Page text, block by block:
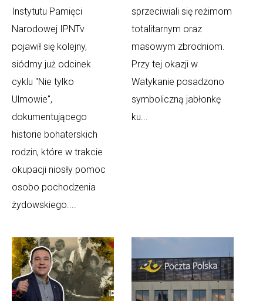
Instytutu Pamięci
Narodowej IPNTv
pojawił się kolejny,
siódmy już odcinek
cyklu "Nie tylko
Ulmowie",
dokumentującego
historie bohaterskich
rodzin, które w trakcie
okupacji niosły pomoc
osobo pochodzenia
żydowskiego....
sprzeciwiali się reżimom
totalitarnym oraz
masowym zbrodniom.
Przy tej okazji w
Watykanie posadzono
symboliczną jabłonkę
ku...